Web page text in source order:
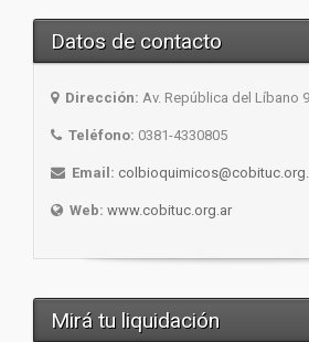
Datos de contacto
Dirección: Av. República del Líbano
Teléfono: 0381-4330805
Email:
Web: www.cobituc.org.ar
Mirá tu liquidación